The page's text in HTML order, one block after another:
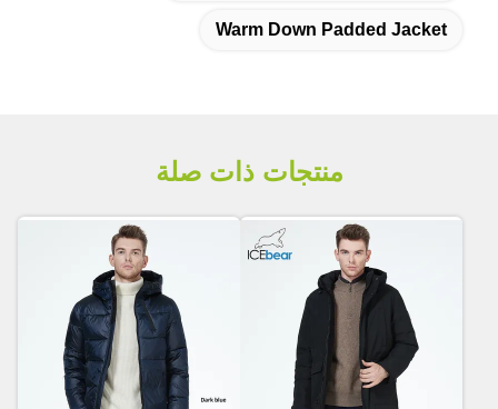
Warm Down Padded Jacket
منتجات ذات صلة